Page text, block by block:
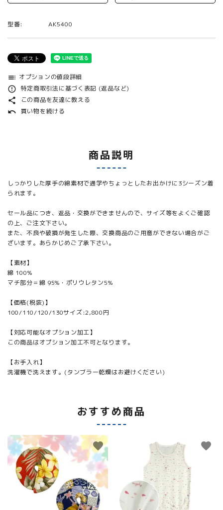
型番: AK5400
toc オプションの値段詳細
error_outline 特定商取引法に基づく表記 (返品など)
share この商品を友達に教える
undo 買い物を続ける
商品説明
しっかりした厚手の綿素材で通学やちょっとしたお出かけに3シーズン着
られます。
セール品につき、返品・交換ができませんので、サイズ等をよくご確認
の上、ご注文下さい。
また、不良や破損が発生した際、交換商品のご用意ができない場合がご
ざいます。あらかじめご了承下さい。
【素材】
綿 100%
マチ部分＝綿 95%・ポリウレタン5%
【価格(税抜)】
100/110/120/130サイズ:2,800円
【対応可能なオプション加工】
この商品はオプション加工不可となります。
【お手入れ】
洗濯機で洗えます。(タンブラー乾燥はお避けください)
おすすめ商品
favorite favorite